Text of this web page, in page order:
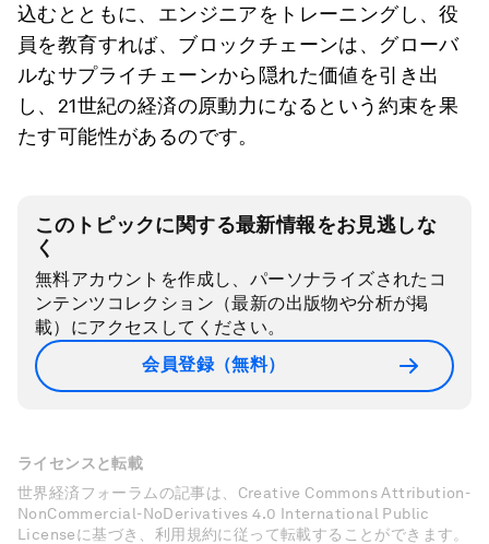
込むとともに、エンジニアをトレーニングし、役
員を教育すれば、ブロックチェーンは、グローバ
ルなサプライチェーンから隠れた価値を引き出
し、21世紀の経済の原動力になるという約束を果
たす可能性があるのです。
このトピックに関する最新情報をお見逃しな
く
無料アカウントを作成し、パーソナライズされたコ
ンテンツコレクション（最新の出版物や分析が掲
載）にアクセスしてください。
会員登録（無料）
ライセンスと転載
世界経済フォーラムの記事は、Creative Commons Attribution-
NonCommercial-NoDerivatives 4.0 International Public
Licenseに基づき、利用規約に従って転載することができます。